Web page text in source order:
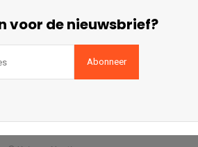
voor de nieuwsbrief?
Abonneer